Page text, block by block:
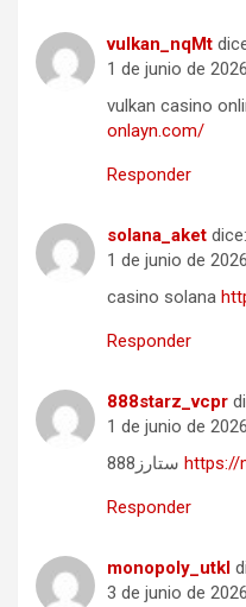
vulkan_nqMt
1 de junio de
vulkan casino
onlayn.com/
Responder
solana_aket dice:
1 de junio de
casino solana
Responder
888starz_vcpr
1 de junio de
https://
Responder
monopoly_utkl
3 de junio de